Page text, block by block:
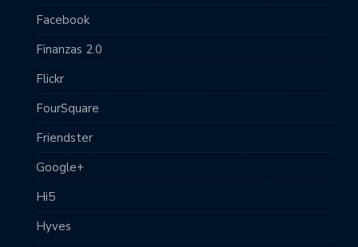
Facebook
Finanzas 2.0
Flickr
FourSquare
Friendster
Google+
Hi5
Hyves